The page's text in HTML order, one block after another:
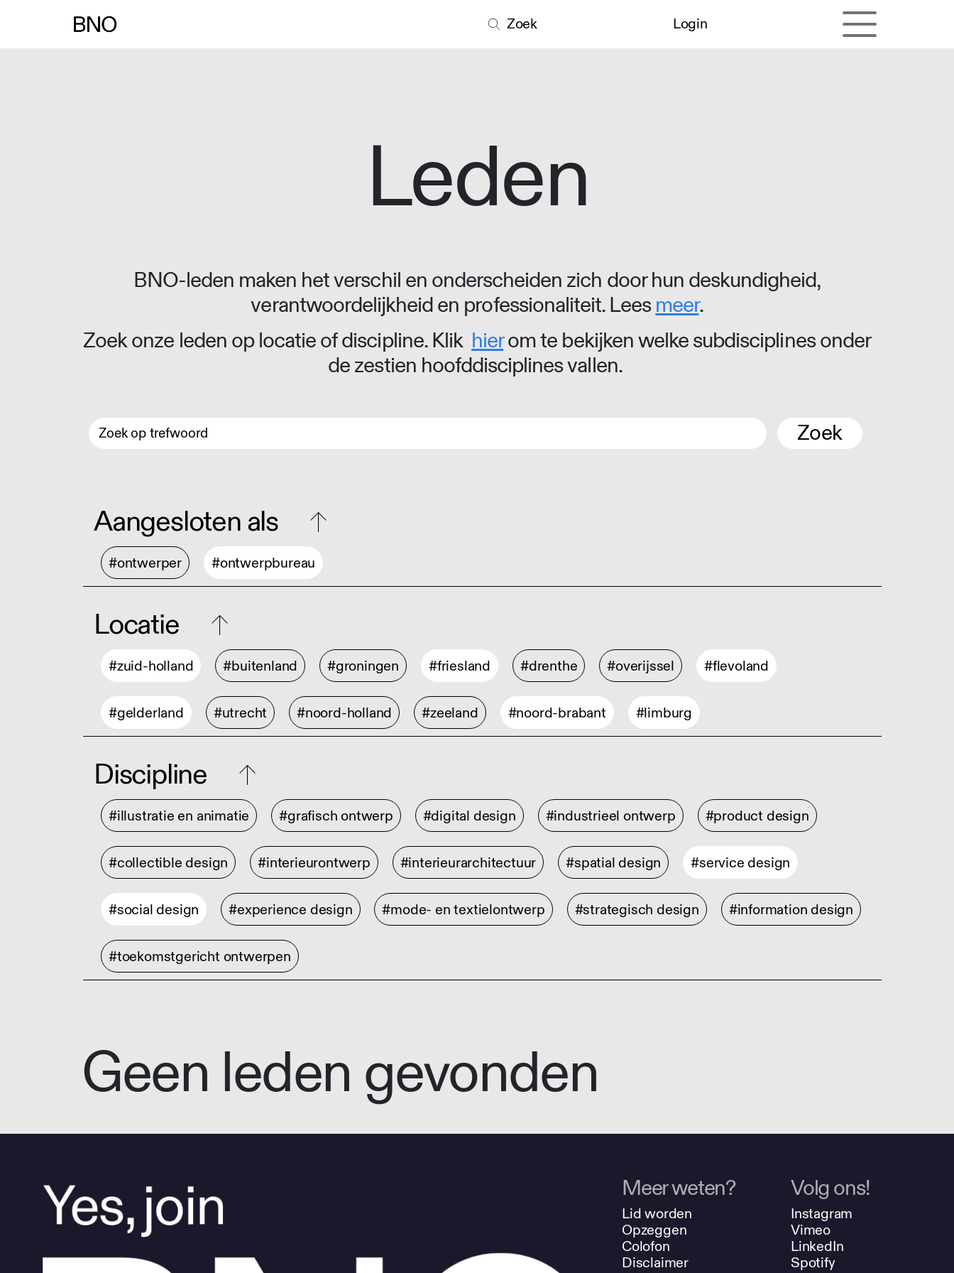
Zoek Login
Leden
BNO-leden maken het verschil en onderscheiden zich door hun deskundigheid,
verantwoordelijkheid en professionaliteit. Leesmeer.
Zoek onze leden op locatie of discipline. Klik hierom te bekijken welke subdisciplines onder
de zestien hoofddisciplines vallen.
Zoek
Aangesloten als
#ontwerper #ontwerpbureau
Locatie
#zuid-holland #buitenland #groningen #friesland #drenthe #overijssel #flevoland
#gelderland #utrecht #noord-holland #zeeland #noord-brabant #limburg
Discipline
#illustratie en animatie #grafisch ontwerp #digital design #industrieel ontwerp #product design
#collectible design #interieurontwerp #interieurarchitectuur #spatial design #service design
#social design #experience design #mode- en textielontwerp #strategisch design #information design
#toekomstgericht ontwerpen
Geen leden gevonden
Meer weten?
Lid worden
Opzeggen
Colofon
Disclaimer
Volg ons!
Instagram
Vimeo
LinkedIn
Spotify